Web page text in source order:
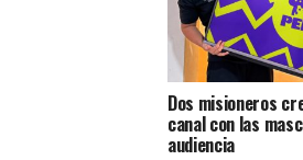
Dos misioneros
canal con las
audiencia